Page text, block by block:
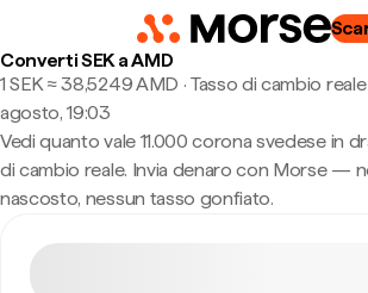
Converti SEK a AMD
1 SEK ≈ 38,5249 AMD · Tasso di cambio reale
agosto, 19:03
Vedi quanto vale 11.000 corona svedese in
di cambio reale. Invia denaro con Morse —
nascosto, nessun tasso gonfiato.